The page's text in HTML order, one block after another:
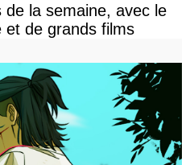
la semaine, avec le
et de grands films